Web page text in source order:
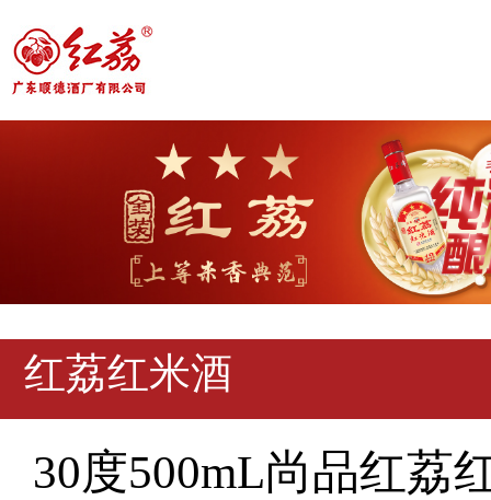
红荔红米酒
30度500mL尚品红荔